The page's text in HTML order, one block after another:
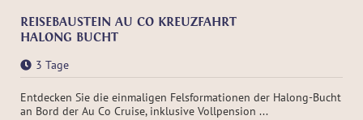
REISEBAUSTEIN AU CO KREUZFAHRT
HALONG BUCHT
3 Tage
Entdecken Sie die einmaligen Felsformationen der Halong-Bucht
an Bord der Au Co Cruise, inklusive Vollpension ...